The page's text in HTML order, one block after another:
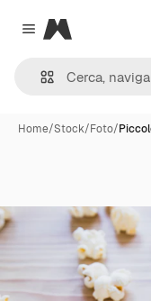
Close menu
Magnific
Home/Stock/Foto/